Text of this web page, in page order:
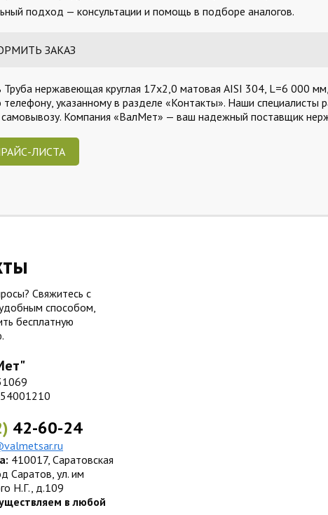
подход — консультации и помощь в подборе аналогов.
ЗАКАЗ
Труба нержавеющая круглая 17х2,0 матовая AISI 304, L=6 000
указанному в разделе «Контакты». Наши специалисты
самовывозу. Компания «ВалМет» — ваш надежный поставщик
ЛИСТА
Свяжитесь с
способом,
бесплатную
42-60-24
410017, Саратовская
Саратов, ул. им
Н.Г., д.109
в любой